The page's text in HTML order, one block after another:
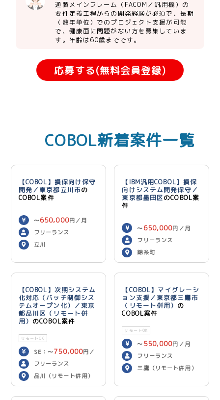
通製メインフレーム（FACOM／汎用機）の
要件定義工程からの開発経験が必須で、長期
（数年単位）でのプロジェクト支援が可能
で、健康面に問題がない方を募集していま
す。年齢は60歳までです。
応募する(無料会員登録)
COBOL新着案件一覧
【COBOL】損保向け保守
開発／東京都立川市の
COBOL案件
〜650,000円／月
フリーランス
立川
【IBM汎用COBOL】損保
向けシステム開発保守／
東京都墨田区のCOBOL案
件
〜 650,000円／月
フリーランス
錦糸町
【COBOL】次期システム
化対応（バッチ制御シス
テムオープン化）／東京
都品川区（リモート併
用） のCOBOL案件
リモートOK
SE：〜750,000円／
月 PG：〜700,000
／月
フリーランス
品川（リモート併用）
【COBOL】マイグレーシ
ョン支援／東京都三鷹市
（リモート併用） の
COBOL案件
リモートOK
〜 550,000円／月
フリーランス
三鷹（リモート併用）